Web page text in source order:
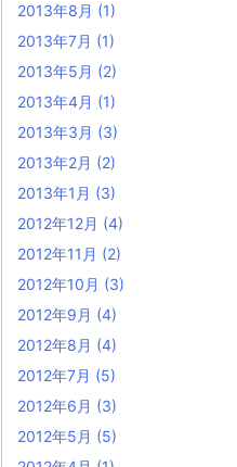
2013年8月 (1)
2013年7月 (1)
2013年5月 (2)
2013年4月 (1)
2013年3月 (3)
2013年2月 (2)
2013年1月 (3)
2012年12月 (4)
2012年11月 (2)
2012年10月 (3)
2012年9月 (4)
2012年8月 (4)
2012年7月 (5)
2012年6月 (3)
2012年5月 (5)